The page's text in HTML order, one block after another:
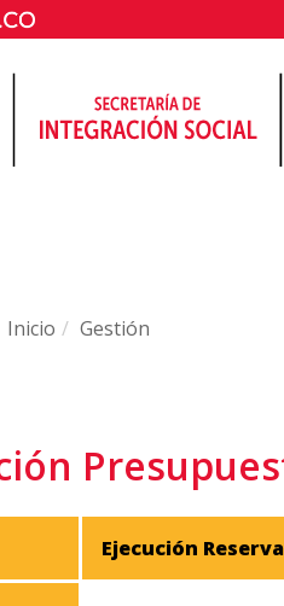
Inicio Gestión
Ejecución